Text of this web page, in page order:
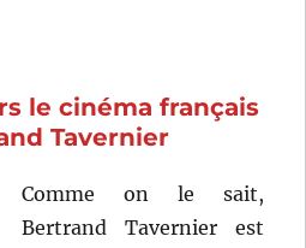
le cinéma français
Tavernier
Comme on le sait,
Bertrand Tavernier est